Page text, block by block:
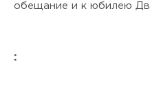
обещание и к юбилею
: